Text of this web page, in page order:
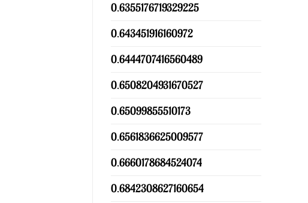
0.6355176719329225
0.643451916160972
0.6444707416560489
0.6508204931670527
0.65099855510173
0.6561836625009577
0.6660178684524074
0.6842308627160654